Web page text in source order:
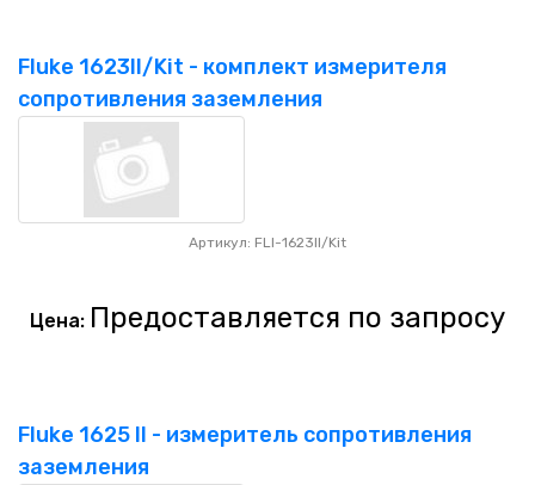
Fluke 1623II/Kit - комплект измерителя
сопротивления заземления
Артикул: FLI-1623II/Kit
Цена: Предоставляется по запросу
Fluke 1625 II - измеритель сопротивления
заземления